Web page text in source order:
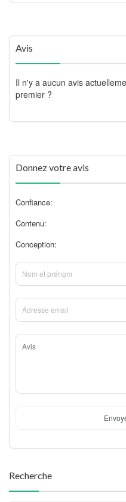
Avis
Il n'y a aucun avis
premier ?
Donnez votre avis
Confiance:
Contenu:
Conception:
Recherche